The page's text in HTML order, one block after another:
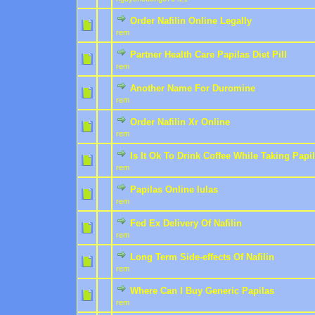
Order Nafilin Online Legally
rem
0 Bewertung(en) - 0 von
Partner Health Care Papilas Diet Pill
rem
0 Bewertung(en) - 0 von
Another Name For Duromine
rem
0 Bewertung(en) - 0 von
Order Nafilin Xr Online
rem
0 Bewertung(en) - 0 von
Is It Ok To Drink Coffee While Taking
rem
0 Bewertung(en) - 0 von
12
Papilas Online lulas
rem
0 Bewertung(en) - 0 von
Fed Ex Delivery Of Nafilin
rem
0 Bewertung(en) - 0 von
Long Term Side-effects Of Nafilin
rem
0 Bewertung(en) - 0 von
Where Can I Buy Generic Papilas
rem
0 Bewertung(en) - 0 von